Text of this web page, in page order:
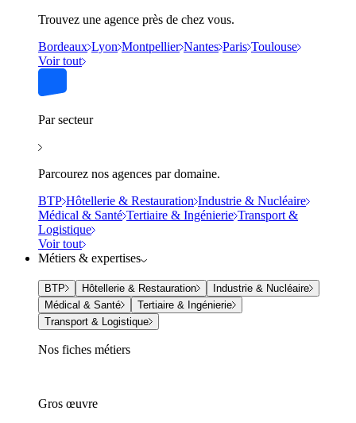
Trouvez une agence près de chez vous.
Bordeaux Lyon Montpellier Nantes Paris Toulouse
Voir tout
Par secteur
Parcourez nos agences par domaine.
BTP Hôtellerie & Restauration Industrie & Nucléaire
Médical & Santé Tertiaire & Ingénierie Transport &
Logistique
Voir tout
Métiers & expertises
BTP Hôtellerie & Restauration
Industrie & Nucléaire
Médical & Santé
Tertiaire & Ingénierie
Transport & Logistique
Nos fiches métiers
Gros œuvre